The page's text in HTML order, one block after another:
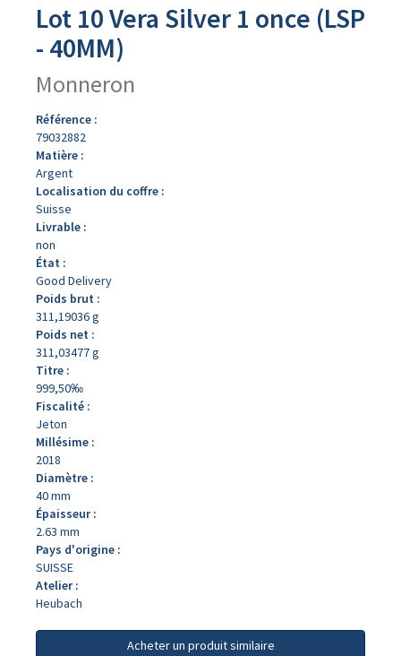
Lot 10 Vera Silver 1 once (LSP
- 40MM)
Monneron
Référence :
79032882
Matière :
Argent
Localisation du coffre :
Suisse
Livrable :
non
État :
Good Delivery
Poids brut :
311,19036 g
Poids net :
311,03477 g
Titre :
999,50‰
Fiscalité :
Jeton
Millésime :
2018
Diamètre :
40 mm
Épaisseur :
2.63 mm
Pays d'origine :
SUISSE
Atelier :
Heubach
Acheter un produit similaire